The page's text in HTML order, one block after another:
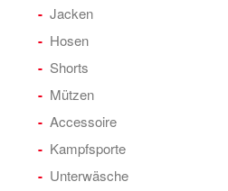
Jacken
Hosen
Shorts
Mützen
Accessoire
Kampfsporte
Unterwäsche